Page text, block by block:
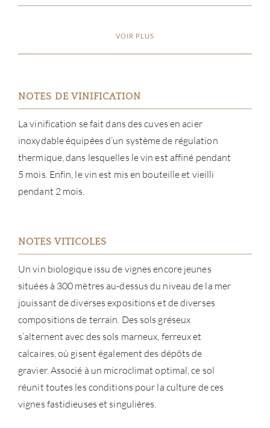
VOIR PLUS
NOTES DE VINIFICATION
La vinification se fait dans des cuves en acier
inoxydable équipées d’un système de régulation
thermique, dans lesquelles le vin est affiné pendant
5 mois. Enfin, le vin est mis en bouteille et vieilli
pendant 2 mois.
NOTES VITICOLES
Un vin biologique issu de vignes encore jeunes
situées à 300 mètres au-dessus du niveau de la mer
jouissant de diverses expositions et de diverses
compositions de terrain. Des sols gréseux
s’alternent avec des sols marneux, ferreux et
calcaires, où gisent également des dépôts de
gravier. Associé à un microclimat optimal, ce sol
réunit toutes les conditions pour la culture de ces
vignes fastidieuses et singulières.